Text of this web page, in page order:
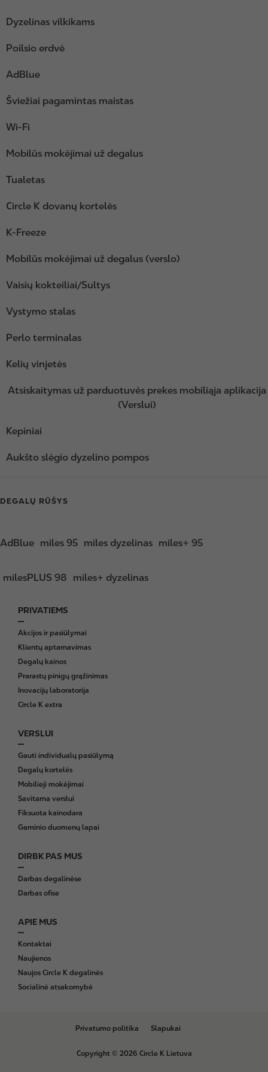
Dyzelinas vilkikams
Poilsio erdvė
AdBlue
Šviežiai pagamintas maistas
Wi-Fi
Mobilūs mokėjimai už degalus
Tualetas
Circle K dovanų kortelės
K-Freeze
Mobilūs mokėjimai už degalus (verslo)
Vaisių kokteiliai/Sultys
Vystymo stalas
Perlo terminalas
Kelių vinjetės
Atsiskaitymas už parduotuvės prekes mobiliąja aplikacija
(Verslui)
Kepiniai
Aukšto slėgio dyzelino pompos
DEGALŲ RŪŠYS
AdBlue miles 95 miles dyzelinas miles+ 95
milesPLUS 98 miles+ dyzelinas
F
o
o
t
e
r
PRIVATIEMS
Akcijos ir pasiūlymai
Klientų aptarnavimas
Degalų kainos
Prarastų pinigų grąžinimas
Inovacijų laboratorija
Circle K extra
VERSLUI
Gauti individualų pasiūlymą
Degalų kortelės
Mobilieji mokėjimai
Savitarna verslui
Fiksuota kainodara
Gaminio duomenų lapai
DIRBK PAS MUS
Darbas degalinėse
Darbas ofise
APIE MUS
Kontaktai
Naujienos
Naujos Circle K degalinės
Socialinė atsakomybė
B
t
Privatumo politika Slapukai
Copyright © 2026 Circle K Lietuva